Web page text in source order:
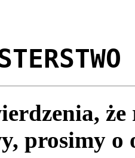
prosimy o